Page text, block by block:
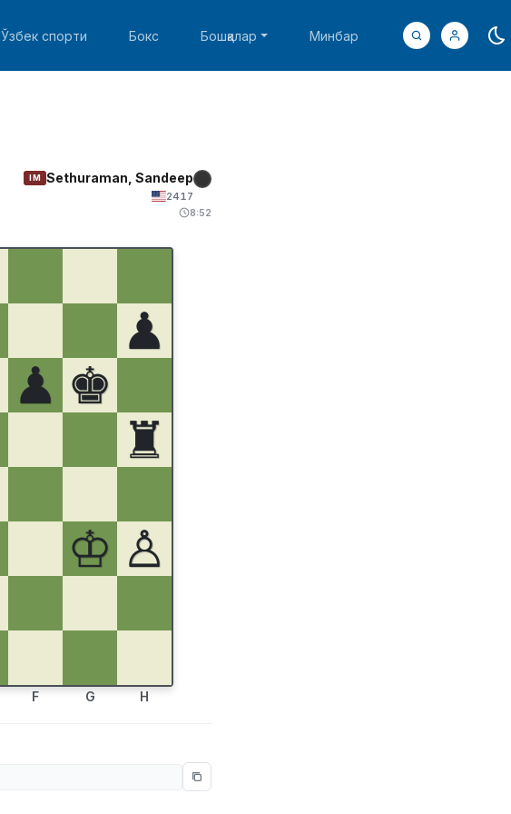
Ўзбек спорти Бокс Бошқалар Минбар
IM Sethuraman, Sandeep
2417
8:52
♟
♟ ♚
♜
♔ ♙
F G H